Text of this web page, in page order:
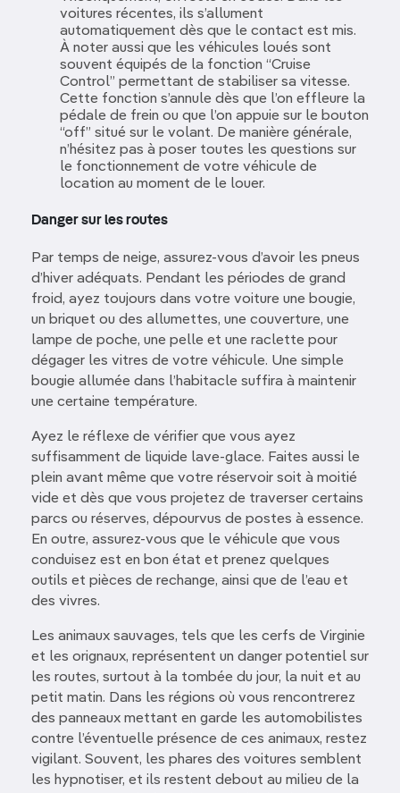
voitures récentes, ils s’allument
automatiquement dès que le contact est mis.
À noter aussi que les véhicules loués sont
souvent équipés de la fonction “Cruise
Control” permettant de stabiliser sa vitesse.
Cette fonction s’annule dès que l’on effleure la
pédale de frein ou que l’on appuie sur le bouton
“off” situé sur le volant. De manière générale,
n’hésitez pas à poser toutes les questions sur
le fonctionnement de votre véhicule de
location au moment de le louer.
Danger sur les routes
Par temps de neige, assurez-vous d’avoir les pneus
d’hiver adéquats. Pendant les périodes de grand
froid, ayez toujours dans votre voiture une bougie,
un briquet ou des allumettes, une couverture, une
lampe de poche, une pelle et une raclette pour
dégager les vitres de votre véhicule. Une simple
bougie allumée dans l’habitacle suffira à maintenir
une certaine température.
Ayez le réflexe de vérifier que vous ayez
suffisamment de liquide lave-glace. Faites aussi le
plein avant même que votre réservoir soit à moitié
vide et dès que vous projetez de traverser certains
parcs ou réserves, dépourvus de postes à essence.
En outre, assurez-vous que le véhicule que vous
conduisez est en bon état et prenez quelques
outils et pièces de rechange, ainsi que de l’eau et
des vivres.
Les animaux sauvages, tels que les cerfs de Virginie
et les orignaux, représentent un danger potentiel sur
les routes, surtout à la tombée du jour, la nuit et au
petit matin. Dans les régions où vous rencontrerez
des panneaux mettant en garde les automobilistes
contre l’éventuelle présence de ces animaux, restez
vigilant. Souvent, les phares des voitures semblent
les hypnotiser, et ils restent debout au milieu de la